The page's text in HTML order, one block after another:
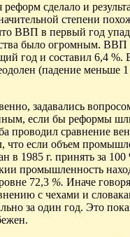
сделало и
степени
ВВП в первый год
было огромным. ВВП
год и составил 6,4 %.
(падение меньше 1
задавались
если бы реформы
проводил сравнение
что если объем
в 1985 г. принять за 100
промышленность
72,3 %. Иначе
с чехами и
за один год. Это